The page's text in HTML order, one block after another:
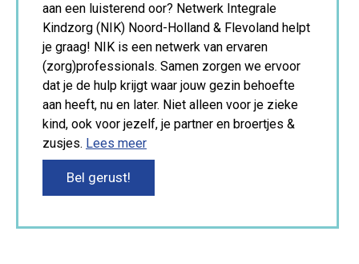
aan een luisterend oor? Netwerk Integrale
Kindzorg (NIK) Noord-Holland & Flevoland helpt
je graag! NIK is een netwerk van ervaren
(zorg)professionals. Samen zorgen we ervoor
dat je de hulp krijgt waar jouw gezin behoefte
aan heeft, nu en later. Niet alleen voor je zieke
kind, ook voor jezelf, je partner en broertjes &
zusjes. Lees meer
Bel gerust!